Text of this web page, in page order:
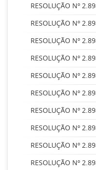
RESOLUÇÃO Nº
RESOLUÇÃO Nº
RESOLUÇÃO Nº
RESOLUÇÃO Nº
RESOLUÇÃO Nº
RESOLUÇÃO Nº
RESOLUÇÃO Nº
RESOLUÇÃO Nº
RESOLUÇÃO Nº
RESOLUÇÃO Nº